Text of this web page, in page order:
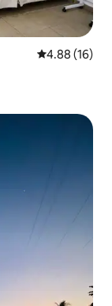
คะแนนเฉลี่ย
4.88 (16)